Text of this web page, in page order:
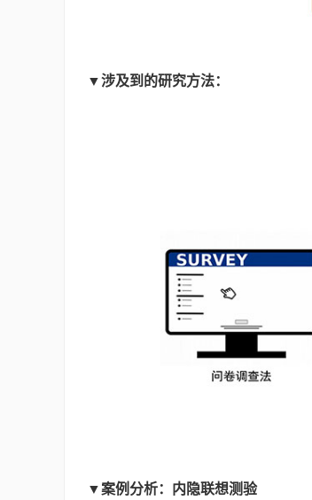
▼涉及到的研究方法：
▼案例分析：内隐联想测验